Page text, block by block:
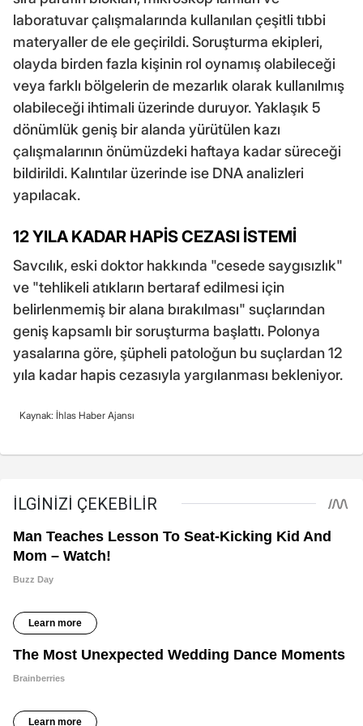
laboratuvar çalışmalarında kullanılan çeşitli tıbbi
materyaller de ele geçirildi. Soruşturma ekipleri,
olayda birden fazla kişinin rol oynamış olabileceği
veya farklı bölgelerin de mezarlık olarak kullanılmış
olabileceği ihtimali üzerinde duruyor. Yaklaşık 5
dönümlük geniş bir alanda yürütülen kazı
çalışmalarının önümüzdeki haftaya kadar süreceği
bildirildi. Kalıntılar üzerinde ise DNA analizleri
yapılacak.
12 YILA KADAR HAPİS CEZASI İSTEMİ
Savcılık, eski doktor hakkında "cesede saygısızlık"
ve "tehlikeli atıkların bertaraf edilmesi için
belirlenmemiş bir alana bırakılması" suçlarından
geniş kapsamlı bir soruşturma başlattı. Polonya
yasalarına göre, şüpheli patoloğun bu suçlardan 12
yıla kadar hapis cezasıyla yargılanması bekleniyor.
Kaynak: İhlas Haber Ajansı